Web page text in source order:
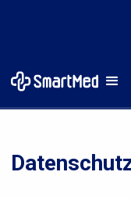
Startseite/Datenschutz